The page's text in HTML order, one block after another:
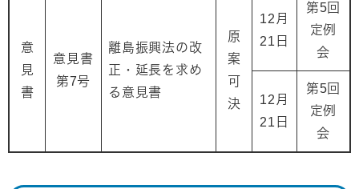
意
見
書
意見書
第7号
離島振興法の改
正・延長を求め
る意見書
原
案
可
決
12月
21日
第5回
定例
会
12月
21日
第5回
定例
会